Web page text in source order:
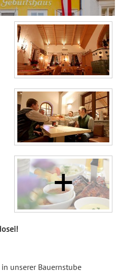
unserer Bauernstube